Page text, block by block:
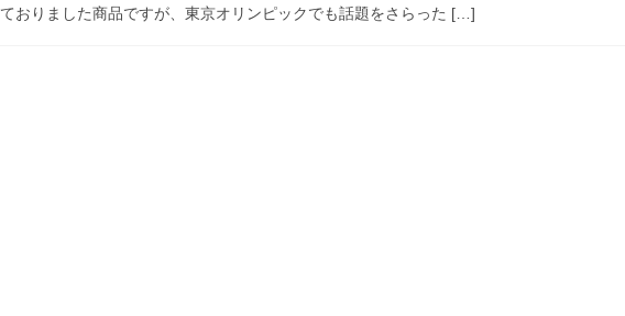
ておりました商品ですが、東京オリンピックでも話題をさらった […]